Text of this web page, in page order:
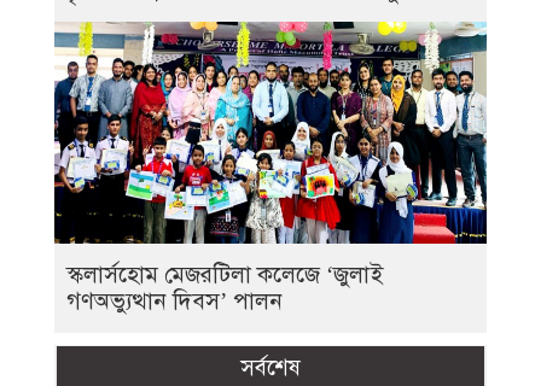
স্কলার্সহোম মেজরটিলা কলেজে ‘জুলাই
গণঅভ্যুত্থান দিবস’ পালন
সর্বশেষ